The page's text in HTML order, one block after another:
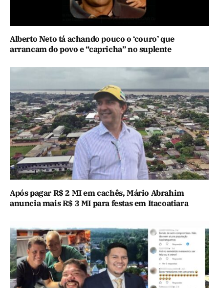
Alberto Neto tá achando pouco o ‘couro’ que
arrancam do povo e “capricha” no suplente
Após pagar R$ 2 MI em cachês, Mário Abrahim
anuncia mais R$ 3 MI para festas em Itacoatiara